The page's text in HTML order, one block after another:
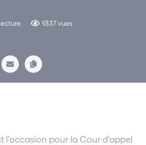
9337 vues
l’occasion pour la Cour d’appel